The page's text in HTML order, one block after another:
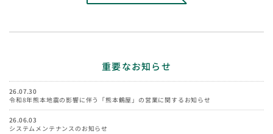
重要なお知らせ
26.07.30
令和8年熊本地震の影響に伴う「熊本鶴屋」の営業に関するお知らせ
26.06.03
システムメンテナンスのお知らせ